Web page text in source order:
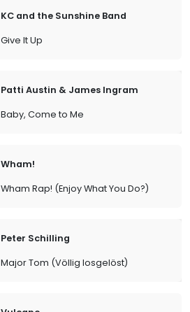
KC and the Sunshine Band
Give It Up
Patti Austin & James Ingram
Baby, Come to Me
Wham!
Wham Rap! (Enjoy What You Do?)
Peter Schilling
Major Tom (Völlig losgelöst)